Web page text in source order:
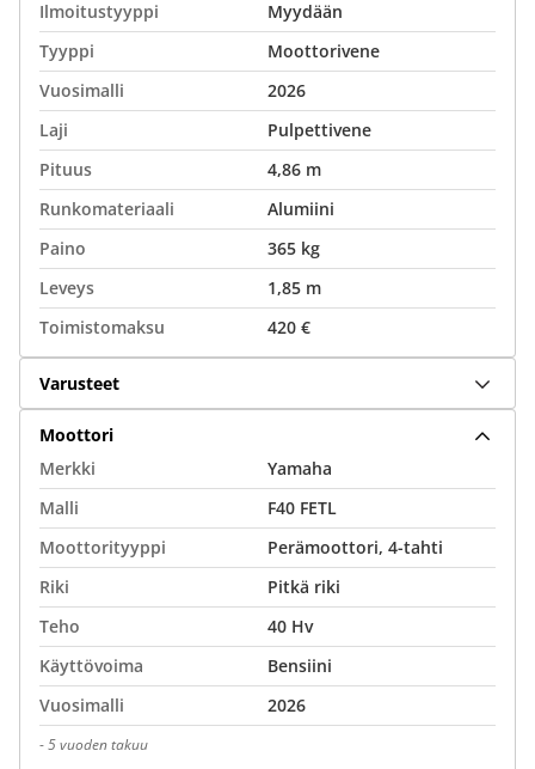
Ilmoitustyyppi
Myydään
Tyyppi
Moottorivene
Vuosimalli
2026
Laji
Pulpettivene
Pituus
4,86 m
Runkomateriaali
Alumiini
Paino
365 kg
Leveys
1,85 m
Toimistomaksu
420 €
Varusteet
Moottori
Merkki
Yamaha
Malli
F40 FETL
Moottorityyppi
Perämoottori, 4-tahti
Riki
Pitkä riki
Teho
40 Hv
Käyttövoima
Bensiini
Vuosimalli
2026
-5 vuoden takuu